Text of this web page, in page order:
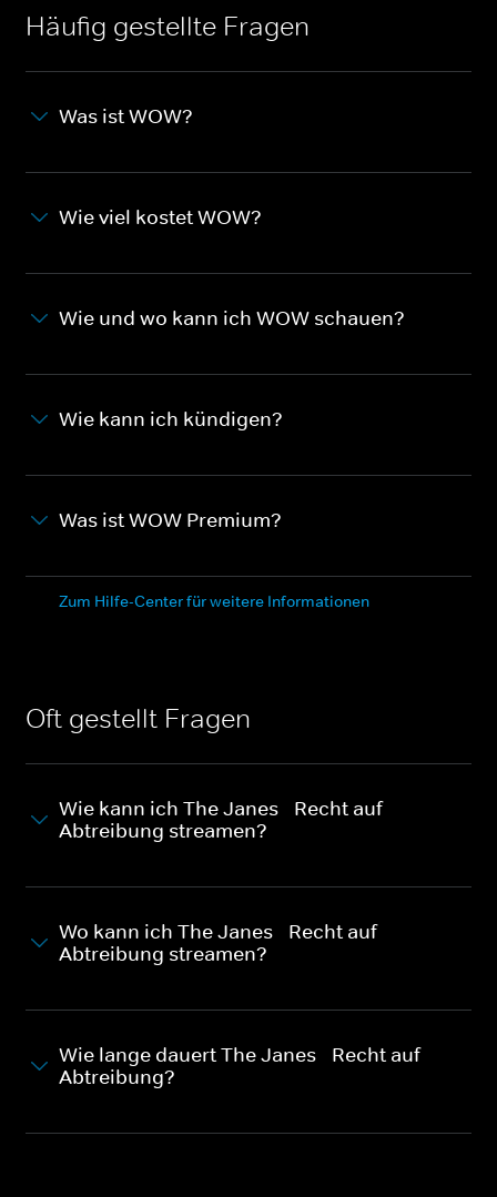
Häufig gestellte Fragen
Was ist WOW?
Wie viel kostet WOW?
Wie und wo kann ich WOW schauen?
Wie kann ich kündigen?
Was ist WOW Premium?
Zum Hilfe-Center für weitere Informationen
Oft gestellt Fragen
Wie kann ich The Janes - Recht auf
Abtreibung streamen?
Wo kann ich The Janes - Recht auf
Abtreibung streamen?
Wie lange dauert The Janes - Recht auf
Abtreibung?